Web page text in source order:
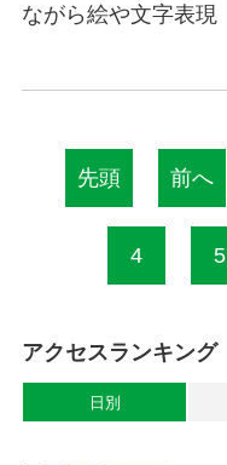
ながら絵や文字表現
先頭 前へ
4 5
アクセスランキング
日別